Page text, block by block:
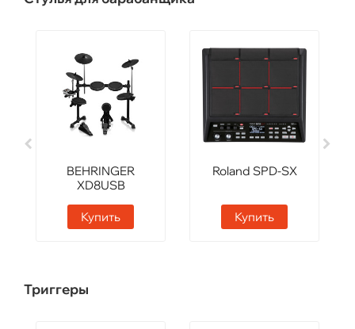
BEHRINGER
XD8USB
Купить
Roland SPD-SX
Купить
Триггеры